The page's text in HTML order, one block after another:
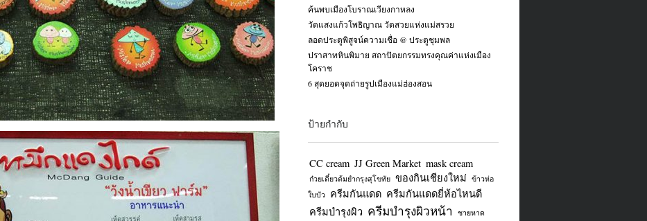
ค้นพบเมืองโบราณเวียงกาหลง
วัดแสงแก้วโพธิญาณ วัดสวยแห่งแม่สรวย
ลอดประตูพิสูจน์ความเชื่อ @ ประตูชุมพล
ปราสาทหินพิมาย สถาปัตยกรรมทรงคุณค่าแห่งเมือง
โคราช
6 สุดยอดจุดถ่ายรูปเมืองแม่ฮ่องสอน
ป้ายกำกับ
CC cream JJ Green Market mask cream
ก๋วยเตี๋ยวต้มยำกรุงสุโขทัย ของกินเชียงใหม่ ข้าวห่อ
ใบบัว
ครีมกันแดด ครีมกันแดดยี่ห้อไหนดี
ครีมบำรุงผิว ครีมบำรุงผิวหน้า
ชายหาด